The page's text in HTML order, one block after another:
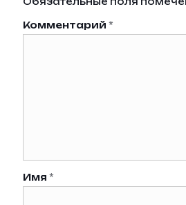
Комментарий *
Имя *